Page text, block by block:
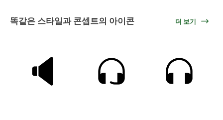
똑같은 스타일과 콘셉트의 아이콘 더 보기